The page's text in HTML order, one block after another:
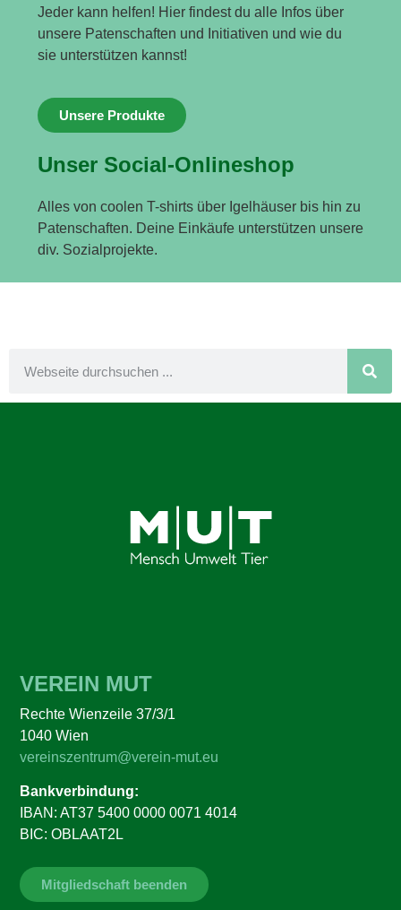
Jeder kann helfen! Hier findest du alle Infos über
unsere Patenschaften und Initiativen und wie du
sie unterstützen kannst!
Unsere Produkte
Unser Social-Onlineshop
Alles von coolen T-shirts über Igelhäuser bis hin zu
Patenschaften. Deine Einkäufe unterstützen unsere
div. Sozialprojekte.
VEREIN MUT
Rechte Wienzeile 37/3/1
1040 Wien
vereinszentrum@verein-mut.eu
Bankverbindung:
IBAN: AT37 5400 0000 0071 4014
BIC: OBLAAT2L
Mitgliedschaft beenden